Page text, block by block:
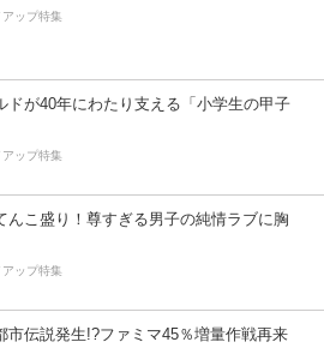
アップ特集
ドが40年にわたり支える「小学生の甲子
アップ特集
んこ盛り！尊すぎる男子の純情ラブに胸
アップ特集
市伝説発生!?ファミマ45％増量作戦再来